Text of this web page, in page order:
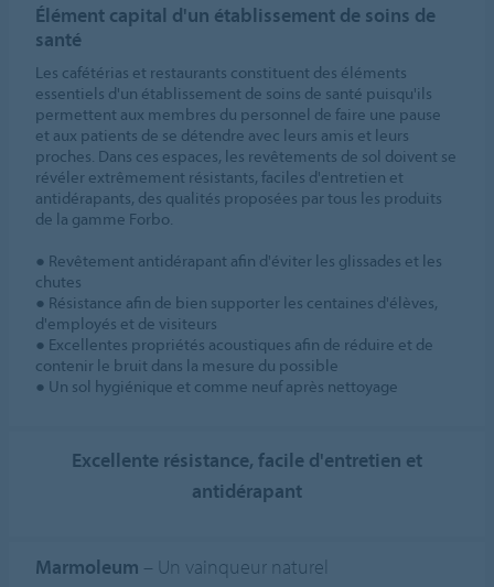
Élément capital d'un établissement de soins de
santé
Les cafétérias et restaurants constituent des éléments
essentiels d'un établissement de soins de santé puisqu'ils
permettent aux membres du personnel de faire une pause
et aux patients de se détendre avec leurs amis et leurs
proches. Dans ces espaces, les revêtements de sol doivent se
révéler extrêmement résistants, faciles d'entretien et
antidérapants, des qualités proposées par tous les produits
de la gamme Forbo.
● Revêtement antidérapant afin d'éviter les glissades et les
chutes
● Résistance afin de bien supporter les centaines d'élèves,
d'employés et de visiteurs
● Excellentes propriétés acoustiques afin de réduire et de
contenir le bruit dans la mesure du possible
● Un sol hygiénique et comme neuf après nettoyage
Excellente résistance, facile d'entretien et
antidérapant
Marmoleum – Un vainqueur naturel